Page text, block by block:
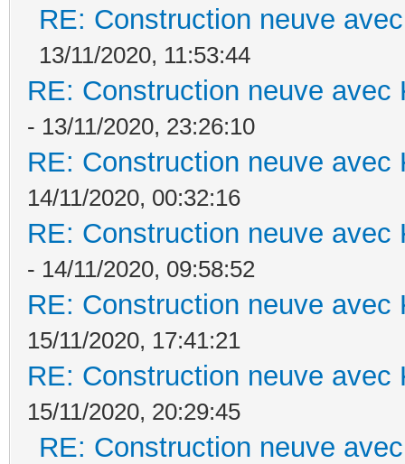
RE: Construction neuve
13/11/2020, 11:53:44
RE: Construction neuve avec
- 13/11/2020, 23:26:10
RE: Construction neuve avec
14/11/2020, 00:32:16
RE: Construction neuve avec
- 14/11/2020, 09:58:52
RE: Construction neuve avec
15/11/2020, 17:41:21
RE: Construction neuve avec
15/11/2020, 20:29:45
RE: Construction neuve